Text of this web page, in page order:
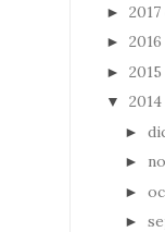
► 2017
► 2016
► 2015
▼ 2014
►
►
►
►